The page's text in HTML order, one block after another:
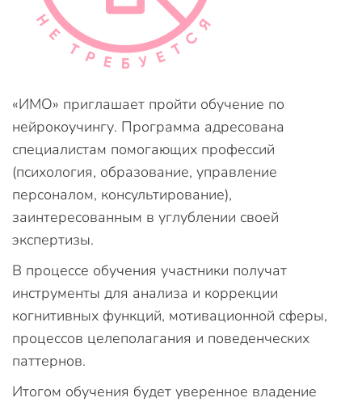
«ИМО» приглашает пройти обучение по
нейрокоучингу. Программа адресована
специалистам помогающих профессий
(психология, образование, управление
персоналом, консультирование),
заинтересованным в углублении своей
экспертизы.
В процессе обучения участники получат
инструменты для анализа и коррекции
когнитивных функций, мотивационной сферы,
процессов целеполагания и поведенческих
паттернов.
Итогом обучения будет уверенное владение